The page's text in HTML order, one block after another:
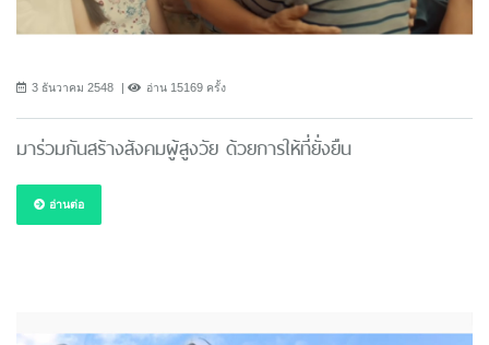
3 ธันวาคม 2548 อ่าน 15169 ครั้ง
มาร่วมกันสร้างสังคมผู้สูงวัย ด้วยการให้ที่ยั่งยืน
อ่านต่อ